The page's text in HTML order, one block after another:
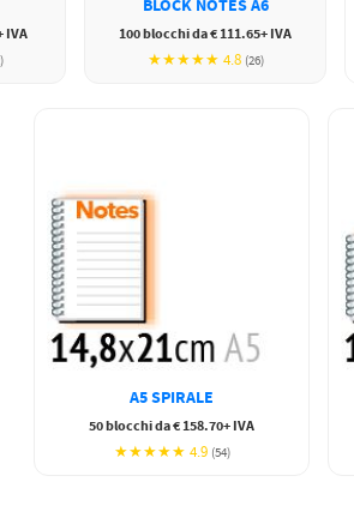
IVA
BLOCK NOTES A6
100 blocchi da € 111.65+ IVA
★★★★★ 4.8 (26)
A5 SPIRALE
50 blocchi da € 158.70+ IVA
★★★★★ 4.9 (54)